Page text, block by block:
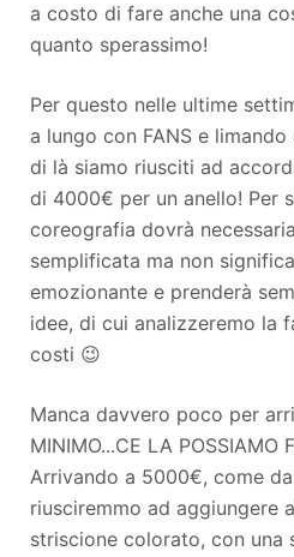
a costo di fare anche una
quanto sperassimo!
Per questo nelle ultime
a lungo con FANS e limando
di là siamo riusciti ad
di 4000€ per un anello! Per
coreografia dovrà
semplificata ma non
emozionante e prenderà
idee, di cui analizzeremo la
costi 😉
Manca davvero poco per
MINIMO...CE LA POSSIAMO
Arrivando a 5000€, come
riusciremmo ad aggiungere
striscione colorato, con una